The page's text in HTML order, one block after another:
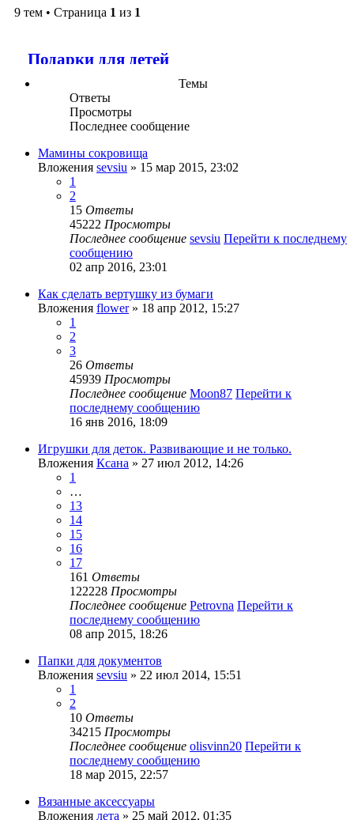
9 тем • Страница 1 из 1
Подарки для детей
Темы
Ответы
Просмотры
Последнее сообщение
Мамины сокровища
Вложения sevsiu » 15 мар 2015, 23:02
1
2
15 Ответы
45222 Просмотры
Последнее сообщение sevsiu Перейти к последнему
сообщению
02 апр 2016, 23:01
Как сделать вертушку из бумаги
Вложения flower» 18 апр 2012, 15:27
1
2
3
26 Ответы
45939 Просмотры
Последнее сообщение Moon87 Перейти к
последнему сообщению
16 янв 2016, 18:09
Игрушки для деток. Развивающие и не только.
Вложения Ксана » 27 июл 2012, 14:26
1
…
13
14
15
16
17
161 Ответы
122228 Просмотры
Последнее сообщение Petrovna Перейти к
последнему сообщению
08 апр 2015, 18:26
Папки для документов
Вложения sevsiu » 22 июл 2014, 15:51
1
2
10 Ответы
34215 Просмотры
Последнее сообщение olisvinn20 Перейти к
последнему сообщению
18 мар 2015, 22:57
Вязанные аксессуары
Вложения лета » 25 май 2012, 01:35